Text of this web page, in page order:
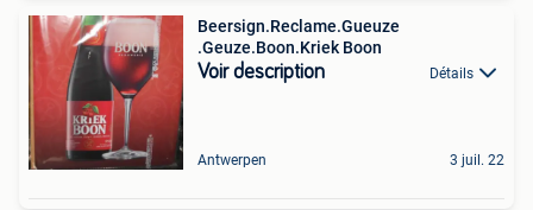
Beersign.Reclame.Gueuze
.Geuze.Boon.Kriek Boon
Voir description Détails
Antwerpen 3 juil. 22